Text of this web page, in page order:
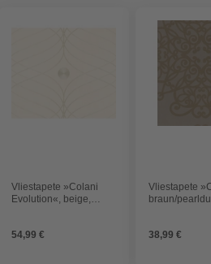
Vliestapete »Colani
Evolution«, beige,
54,99 €
Vliestapete
braun/
38,99 €